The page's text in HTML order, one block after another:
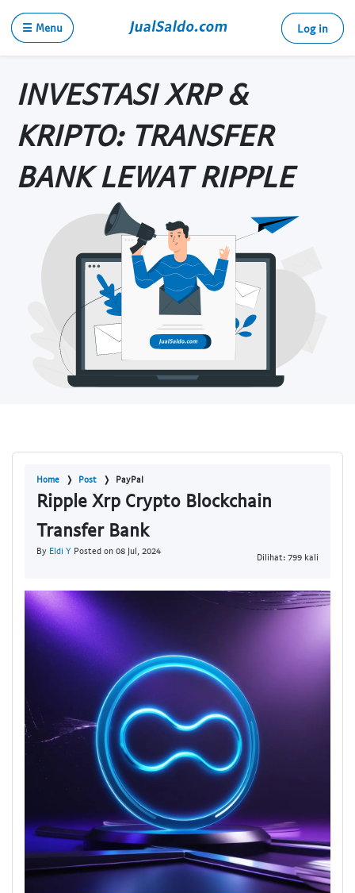
☰ Menu Log in
INVESTASI XRP &
KRIPTO: TRANSFER
BANK LEWAT RIPPLE
Home Post PayPal
Ripple Xrp Crypto Blockchain
Transfer Bank
By Eldi Y Posted on 08 Jul, 2024
Dilihat: 799 kali